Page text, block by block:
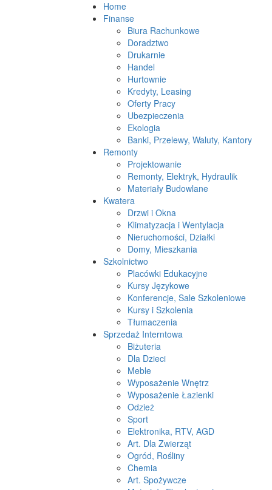
Home
Finanse
Biura Rachunkowe
Doradztwo
Drukarnie
Handel
Hurtownie
Kredyty, Leasing
Oferty Pracy
Ubezpieczenia
Ekologia
Banki, Przelewy, Waluty, Kantory
Remonty
Projektowanie
Remonty, Elektryk, Hydraulik
Materiały Budowlane
Kwatera
Drzwi i Okna
Klimatyzacja i Wentylacja
Nieruchomości, Działki
Domy, Mieszkania
Szkolnictwo
Placówki Edukacyjne
Kursy Językowe
Konferencje, Sale Szkoleniowe
Kursy i Szkolenia
Tłumaczenia
Sprzedaż Interntowa
Biżuteria
Dla Dzieci
Meble
Wyposażenie Wnętrz
Wyposażenie Łazienki
Odzież
Sport
Elektronika, RTV, AGD
Art. Dla Zwierząt
Ogród, Rośliny
Chemia
Art. Spożywcze